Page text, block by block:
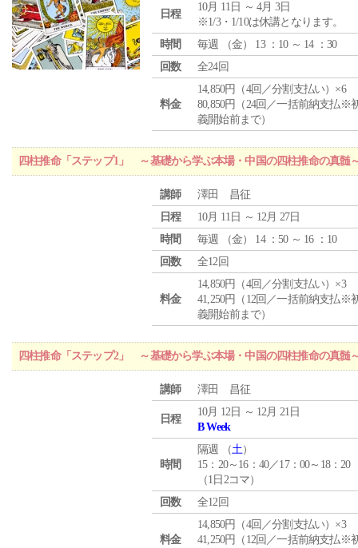
日程
10月 11日 ～ 4月 3日
※1/3・1/10は休講となります。
時間
毎週 （金） 13 ：10 ～ 14 ：30
回数
全24回
料金
14,850円（4回／分割支払い）×6
80,850円（24回／一括前納支払※
義開始前まで）
四柱推命「ステップ1」 ～基礎から学ぶ本場・中国の四柱推命の真髄
講師
澤田 昌征
日程
10月 11日 ～ 12月 27日
時間
毎週 （金） 14 ：50 ～ 16 ：10
回数
全12回
料金
14,850円（4回／分割支払い）×3
41,250円（12回／一括前納支払※
義開始前まで）
四柱推命「ステップ2」 ～基礎から学ぶ本場・中国の四柱推命の真髄
講師 澤田 昌征
日程
10月 12日 ～ 12月 21日
B Week
時間
隔週 （土）
15：20～16：40／17：00～18：20
（1日2コマ）
回数
全12回
料金
14,850円（4回／分割支払い）×3
41,250円（12回／一括前納支払※